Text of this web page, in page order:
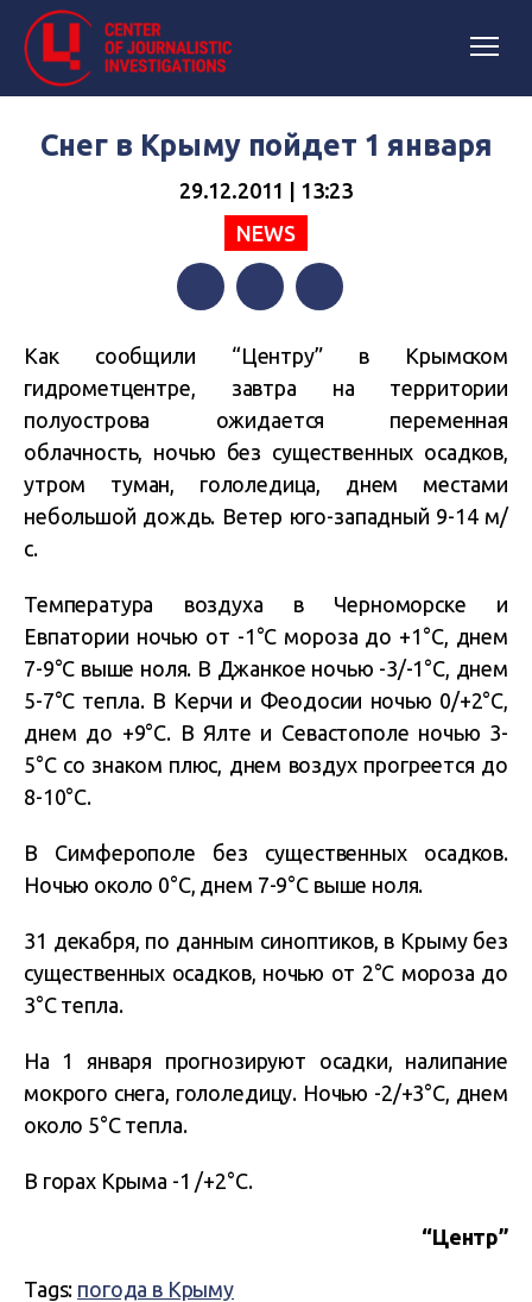
Снег в Крыму пойдет 1 января
29.12.2011 | 13:23
NEWS
Как сообщили “Центру” в Крымском
гидрометцентре, завтра на территории
полуострова ожидается переменная
облачность, ночью без существенных осадков,
утром туман, гололедица, днем местами
небольшой дождь. Ветер юго-западный 9-14 м/
с.
Температура воздуха в Черноморске и
Евпатории ночью от -1°C мороза до +1°C, днем
7-9°C выше ноля. В Джанкое ночью -3/-1°C, днем
5-7°C тепла. В Керчи и Феодосии ночью 0/+2°C,
днем до +9°C. В Ялте и Севастополе ночью 3-
5°C со знаком плюс, днем воздух прогреется до
8-10°C.
В Симферополе без существенных осадков.
Ночью около 0°C, днем 7-9°C выше ноля.
31 декабря, по данным синоптиков, в Крыму без
существенных осадков, ночью от 2°C мороза до
3°C тепла.
На 1 января прогнозируют осадки, налипание
мокрого снега, гололедицу. Ночью -2/+3°C, днем
около 5°C тепла.
В горах Крыма -1 /+2°C.
“Центр”
Tags: погода в Крыму